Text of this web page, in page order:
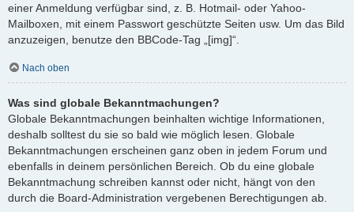
einer Anmeldung verfügbar sind, z. B. Hotmail- oder Yahoo-
Mailboxen, mit einem Passwort geschützte Seiten usw. Um das Bild
anzuzeigen, benutze den BBCode-Tag „[img]“.
Nach oben
Was sind globale Bekanntmachungen?
Globale Bekanntmachungen beinhalten wichtige Informationen,
deshalb solltest du sie so bald wie möglich lesen. Globale
Bekanntmachungen erscheinen ganz oben in jedem Forum und
ebenfalls in deinem persönlichen Bereich. Ob du eine globale
Bekanntmachung schreiben kannst oder nicht, hängt von den
durch die Board-Administration vergebenen Berechtigungen ab.